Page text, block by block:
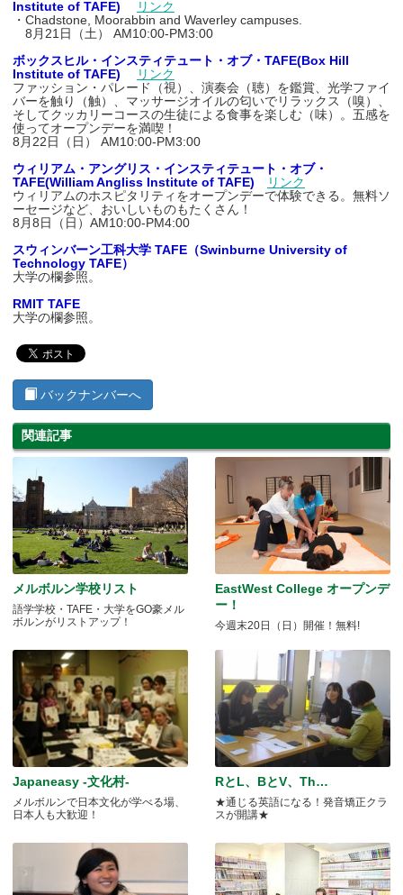
Institute of TAFE)
リンク
・Chadstone, Moorabbin and Waverley campuses.
8月21日（土） AM10:00-PM3:00
ボックスヒル・インスティテュート・オブ・TAFE(Box Hill
Institute of TAFE)
リンク
ファッション・パレード（視）、演奏会（聴）を鑑賞、光学ファイ
バーを触り（触）、マッサージオイルの匂いでリラックス（嗅）、
そしてクッカリーコースの生徒による食事を楽しむ（味）。五感を
使ってオープンデーを満喫！
8月22日（日） AM10:00-PM3:00
ウィリアム・アングリス・インスティテュート・オブ・
TAFE(William Angliss Institute of TAFE)
リンク
ウィリアムのホスピタリティをオープンデーで体験できる。無料ソ
ーセージなど、おいしいものもたくさん！
8月8日（日）AM10:00-PM4:00
スウィンバーン工科大学 TAFE （Swinburne University of
Technology TAFE）
大学の欄参照。
RMIT TAFE
大学の欄参照。
バックナンバーへ
関連記事
メルボルン学校リスト
語学学校・TAFE・大学をGO豪メル
ボルンがリストアップ！
EastWest College オープンデ
ー！
今週末20日（日）開催！無料!
Japaneasy -文化村-
メルボルンで日本文化が学べる場、
日本人も大歓迎！
RとL、BとV、Th…
★通じる英語になる！発音矯正クラ
スが開講★